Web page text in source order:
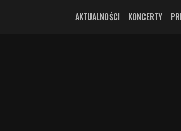
AKTUALNOŚCI KONCERTY